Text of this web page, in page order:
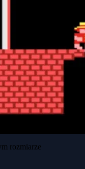
rozmiarze